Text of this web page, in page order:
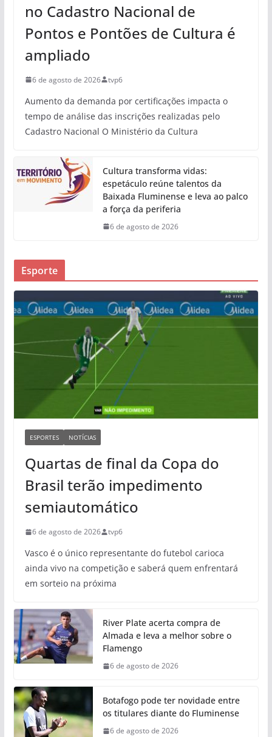
no Cadastro Nacional de
Pontos e Pontões de Cultura é
ampliado
6 de agosto de 2026 tvp6
Aumento da demanda por certificações impacta o
tempo de análise das inscrições realizadas pelo
Cadastro Nacional O Ministério da Cultura
Cultura transforma vidas:
espetáculo reúne talentos da
Baixada Fluminense e leva ao palco
a força da periferia
6 de agosto de 2026
Esporte
ESPORTES NOTÍCIAS
Quartas de final da Copa do
Brasil terão impedimento
semiautomático
6 de agosto de 2026 tvp6
Vasco é o único representante do futebol carioca
ainda vivo na competição e saberá quem enfrentará
em sorteio na próxima
River Plate acerta compra de
Almada e leva a melhor sobre o
Flamengo
6 de agosto de 2026
Botafogo pode ter novidade entre
os titulares diante do Fluminense
6 de agosto de 2026